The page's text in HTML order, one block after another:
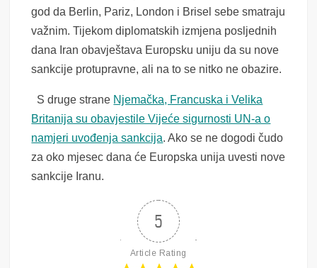
god da Berlin, Pariz, London i Brisel sebe smatraju
važnim. Tijekom diplomatskih izmjena posljednih
dana Iran obavještava Europsku uniju da su nove
sankcije protupravne, ali na to se nitko ne obazire.
S druge strane Njemačka, Francuska i Velika
Britanija su obavjestile Vijeće sigurnosti UN-a o
namjeri uvođenja sankcija. Ako se ne dogodi čudo
za oko mjesec dana će Europska unija uvesti nove
sankcije Iranu.
5
Article Rating